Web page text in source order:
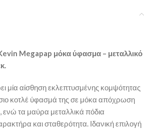
Megapap μόκα ύφασμα – μεταλλικό
μία αίσθηση εκλεπτυσμένης κομψότητας
κοτλέ ύφασμά της σε μόκα απόχρωση
ενώ τα μαύρα μεταλλικά πόδια
και σταθερότητα. Ιδανική επιλογή